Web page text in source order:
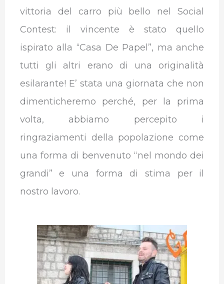
vittoria del carro più bello nel Social
Contest: il vincente è stato quello
ispirato alla “Casa De Papel”, ma anche
tutti gli altri erano di una originalità
esilarante! E’ stata una giornata che non
dimenticheremo perché, per la prima
volta, abbiamo percepito i
ringraziamenti della popolazione come
una forma di benvenuto “nel mondo dei
grandi” e una forma di stima per il
nostro lavoro.